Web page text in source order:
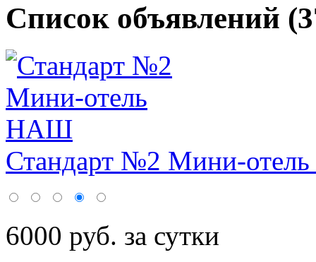
Список объявлений
Стандарт №2 Мини-
6000 руб. за сутки